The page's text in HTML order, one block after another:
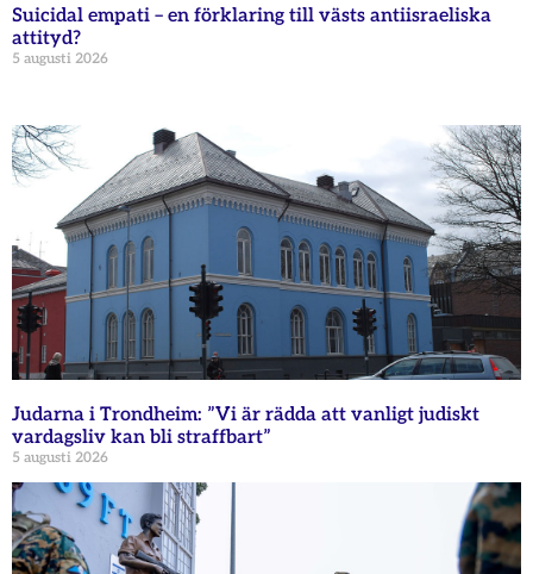
Suicidal empati – en förklaring till västs antiisraeliska
attityd?
5 augusti 2026
Judarna i Trondheim: ”Vi är rädda att vanligt judiskt
vardagsliv kan bli straffbart”
5 augusti 2026